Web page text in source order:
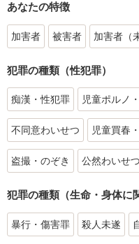
あなたの特徴
加害者 被害者 加害者（
犯罪の種類（性犯罪）
痴漢・性犯罪 児童ポルノ
不同意わいせつ 児童買春
盗撮・のぞき 公然わいせつ
犯罪の種類（生命・身体に
暴行・傷害罪 殺人未遂